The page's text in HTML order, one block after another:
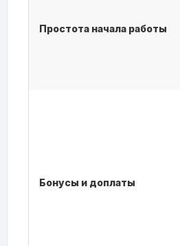
Простота начала работы
Бонусы и доплаты